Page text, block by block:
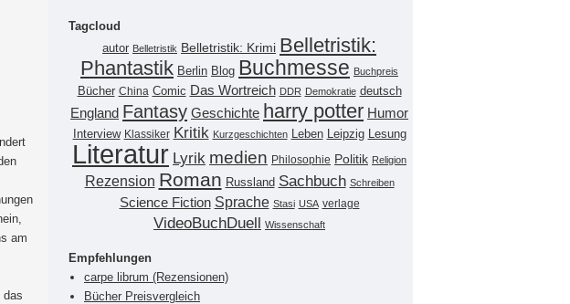
am
das
Tagcloud
autor Belletristik Belletristik: Krimi Belletristik:
Phantastik Berlin Blog Buchmesse Buchpreis
Bücher China Comic Das Wortreich DDR Demokratie deutsch
England Fantasy Geschichte harry potter Humor
Interview Klassiker Kritik Kurzgeschichten Leben Leipzig Lesung
Literatur Lyrik medien Philosophie Politik Religion
Rezension Roman Russland Sachbuch Schreiben
Science Fiction Sprache Stasi USA verlage
VideoBuchDuell Wissenschaft
Empfehlungen
carpe librum (Rezensionen)
Bücher Preisvergleich